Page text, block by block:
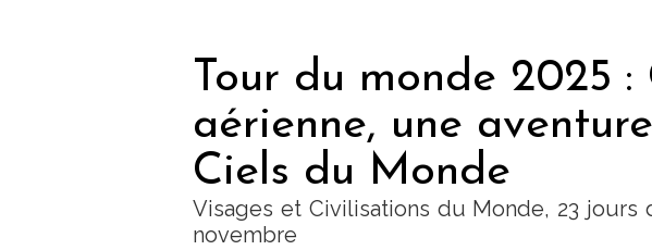
Tour du monde 2025 :
aérienne, une
Ciels du Monde
Visages et Civilisations du Monde, 23
novembre